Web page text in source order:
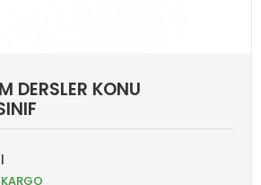
DERSLER KONU
KARGO